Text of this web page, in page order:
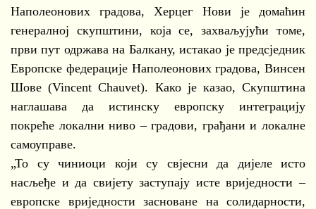
Наполеонових градова, Херцег Нови је домаћин
генералној скупштини, која се, захваљујући томе,
први пут одржава на Балкану, истакао је предсједник
Европске федерације Наполеонових градова, Винсен
Шове (Vincent Chauvet). Како је казао, Скупштина
наглашава да истинску европску интеграцију
покреће локални ниво – градови, грађани и локалне
самоуправе.
„То су чиниоци који су свјесни да дијеле исто
насљеђе и да свијету заступају исте вриједности –
европске вриједности засноване на солидарности,